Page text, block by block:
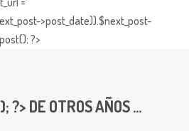
>post_date)).$next_post-
?>
?> DE OTROS AÑOS ...